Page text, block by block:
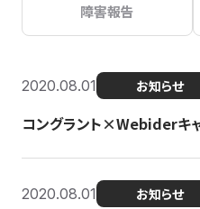
障害報告
2020.08.01 お知らせ
コングラント×Webiderキ
2020.08.01 お知らせ